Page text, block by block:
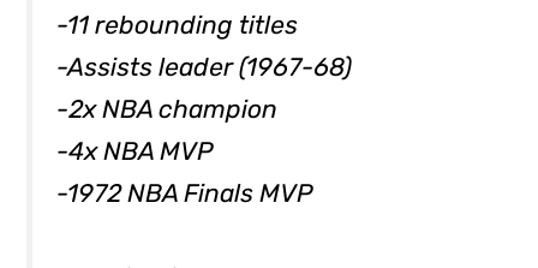
-11 rebounding titles
-Assists leader (1967-68)
-2x NBA champion
-4x NBA MVP
-1972 NBA Finals MVP